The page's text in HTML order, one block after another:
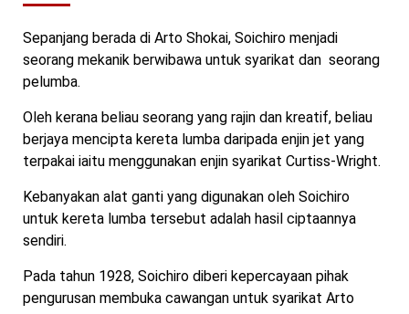
Sepanjang berada di Arto Shokai, Soichiro menjadi
seorang mekanik berwibawa untuk syarikat dan seorang
pelumba.
Oleh kerana beliau seorang yang rajin dan kreatif, beliau
berjaya mencipta kereta lumba daripada enjin jet yang
terpakai iaitu menggunakan enjin syarikat Curtiss-Wright.
Kebanyakan alat ganti yang digunakan oleh Soichiro
untuk kereta lumba tersebut adalah hasil ciptaannya
sendiri.
Pada tahun 1928, Soichiro diberi kepercayaan pihak
pengurusan membuka cawangan untuk syarikat Arto